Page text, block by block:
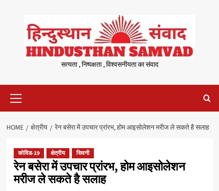
content
सत्यता , निष्पक्षता , विश्वसनीयता का संवाद
Menu
HOME क्षेत्रीय रेन बसेरा में उपचार प्रांरभ, होम आइसोलेशन मरीज ले सकते है सलाह
कोविड-19 क्षेत्रीय सिवनी
रेन बसेरा में उपचार प्रांरभ, होम आइसोलेशन
मरीज ले सकते है सलाह